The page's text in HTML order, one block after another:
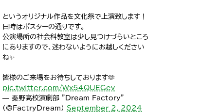
というオリジナル作品を文化祭で上演致します！
日時はポスターの通りです。
公演場所の社会科教室は少し見つけづらいところ
にありますので、迷わないようにお越しください
ね✨
皆様のご来場をお待ちしております🫶
pic.twitter.com/Wx54QUEGev
— 秦野高校演劇部 "Dream Factory"
(@FactryDream) September 2, 2024